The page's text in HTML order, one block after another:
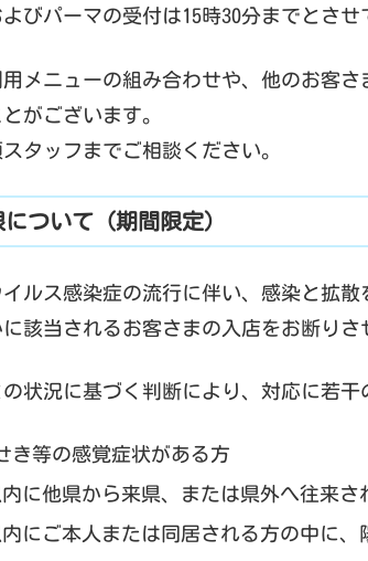
びパーマの受付は15時30分までとさせ
メニューの組み合わせや、他のお客
がございます。
タッフまでご相談ください。
ついて（期間限定）
ルス感染症の流行に伴い、感染と拡散
該当されるお客さまの入店をお断りさ
状況に基づく判断により、対応に若干
き等の感覚症状がある方
に他県から来県、または県外へ往来さ
にご本人または同居される方の中に